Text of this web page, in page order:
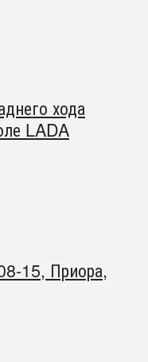
хода
LADA
15, Приора,